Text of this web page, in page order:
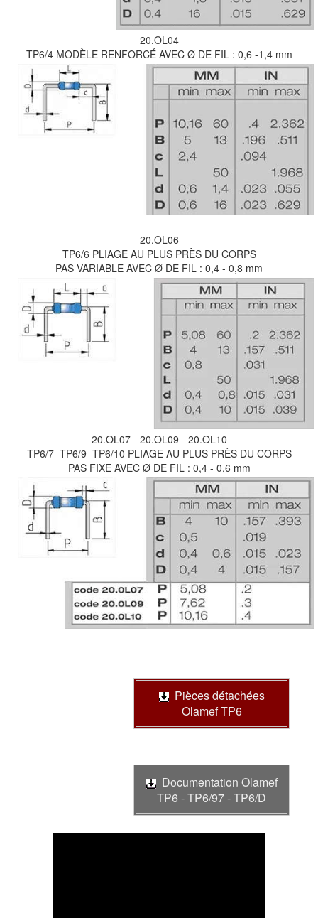
20.OL04
TP6/4 MODÈLE RENFORCÉ AVEC Ø DE FIL : 0,6 -1,4 mm
20.OL06
TP6/6 PLIAGE AU PLUS PRÈS DU CORPS
PAS VARIABLE AVEC Ø DE FIL : 0,4 - 0,8 mm
20.OL07 - 20.OL09 - 20.OL10
TP6/7 -TP6/9 -TP6/10 PLIAGE AU PLUS PRÈS DU CORPS
PAS FIXE AVEC Ø DE FIL : 0,4 - 0,6 mm
Pièces détachées
Olamef TP6
Documentation Olamef
TP6 - TP6/97 - TP6/D